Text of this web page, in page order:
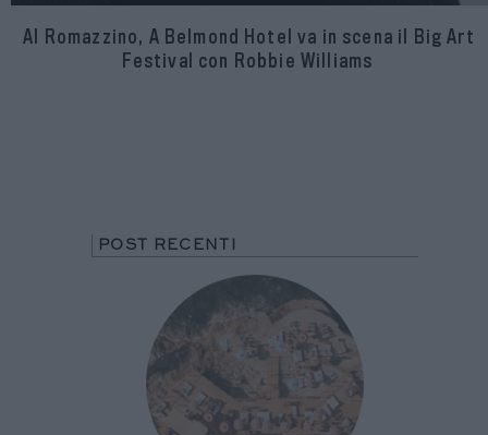
Al Romazzino, A Belmond Hotel va in scena il Big Art
Festival con Robbie Williams
POST RECENTI